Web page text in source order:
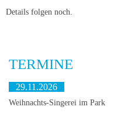
Details folgen noch.
TERMINE
29.11.2026
Weihnachts-Singerei im Park